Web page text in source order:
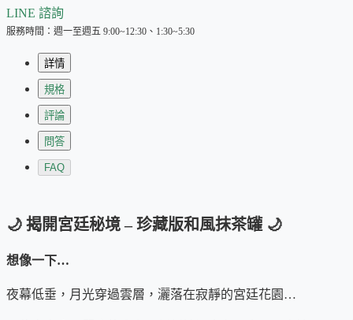
LINE 諮詢
服務時間：週一至週五 9:00~12:30、1:30~5:30
詳情
規格
評論
問答
FAQ
🌙 揭開宮廷秘境 – 珍藏版和風抹茶罐 🌙
想像一下…
夜幕低垂，月光穿過雲層，灑落在寂靜的宮廷花園…